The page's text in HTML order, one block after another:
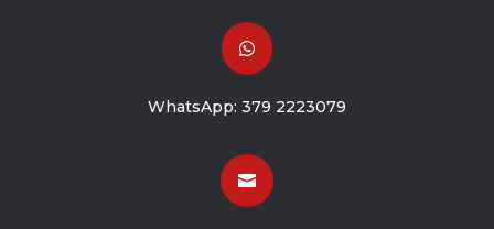

WhatsApp: 379 2223079
